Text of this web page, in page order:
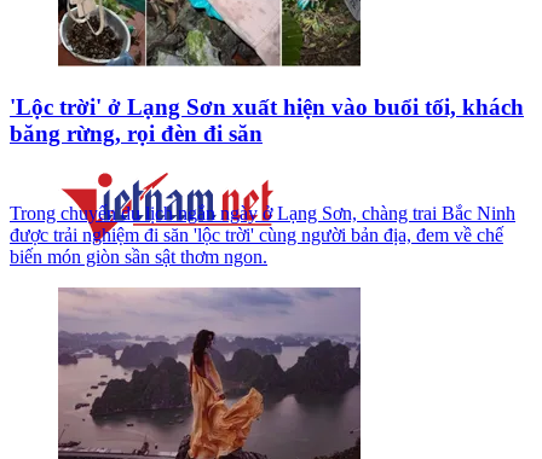
'Lộc trời' ở Lạng Sơn xuất hiện vào buổi tối, khách
băng rừng, rọi đèn đi săn
Trong chuyến du lịch ngắn ngày ở Lạng Sơn, chàng trai Bắc Ninh
được trải nghiệm đi săn 'lộc trời' cùng người bản địa, đem về chế
biến món giòn sần sật thơm ngon.